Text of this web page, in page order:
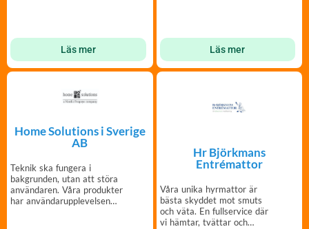
Läs mer Läs mer
Home Solutions i Sverige
AB
Teknik ska fungera i
bakgrunden, utan att störa
användaren. Våra produkter
har användarupplevelsen
Hr Björkmans
Entrémattor
Våra unika hyrmattor är
bästa skyddet mot smuts
och väta. En fullservice där
vi hämtar, tvättar och